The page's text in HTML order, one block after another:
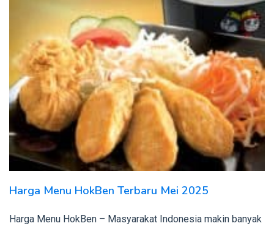
Harga Menu HokBen Terbaru Mei 2025
Harga Menu HokBen – Masyarakat Indonesia makin banyak